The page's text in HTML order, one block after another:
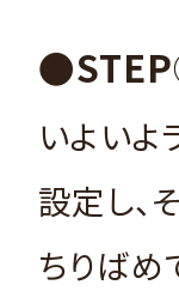
いよいよ
設定し、
ちりばめ